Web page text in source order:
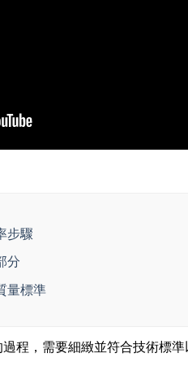
步驟
分
量標準
程，需要細緻並符合技術標準